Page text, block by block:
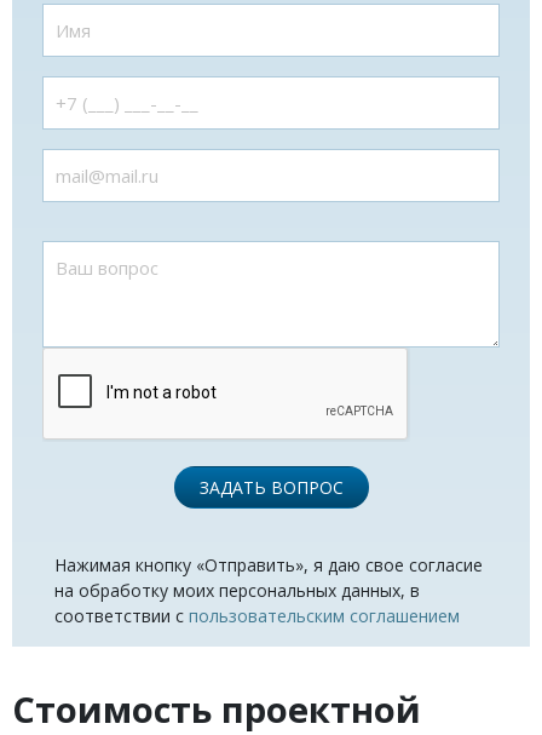
ЗАДАТЬ ВОПРОС
Нажимая кнопку «Отправить», я даю свое согласие
на обработку моих персональных данных, в
соответствии с пользовательским соглашением
Стоимость проектной